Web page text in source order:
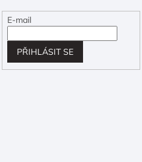
E-mail
PŘIHLÁSIT SE